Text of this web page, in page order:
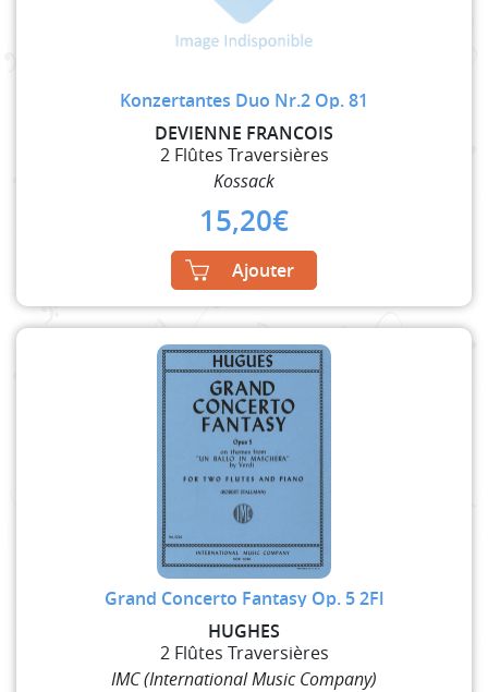
Konzertantes Duo Nr.2 Op. 81
DEVIENNE FRANCOIS
2 Flûtes Traversières
Kossack
15,20€
Ajouter
Grand Concerto Fantasy Op. 5 2Fl
HUGHES
2 Flûtes Traversières
IMC (International Music Company)